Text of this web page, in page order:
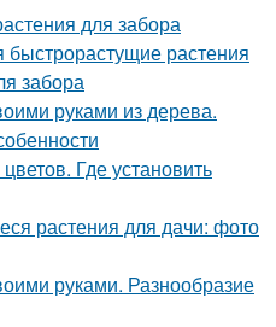
для забора
растения
забора
руками из дерева.
Где установить
растения для дачи: фото
руками. Разнообразие